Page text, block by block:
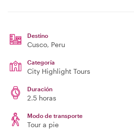
Destino
Cusco, Peru
Categoría
City Highlight Tours
Duración
2.5 horas
Modo de transporte
Tour a pie